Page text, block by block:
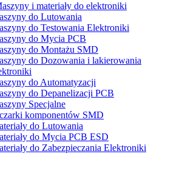
i materiały do elektroniki
do Lutowania
do Testowania Elektroniki
do Mycia PCB
do Montażu SMD
do Dozowania i lakierowania
do Automatyzacji
do Depanelizacji PCB
Specjalne
komponentów SMD
do Lutowania
do Mycia PCB ESD
do Zabezpieczania Elektroniki